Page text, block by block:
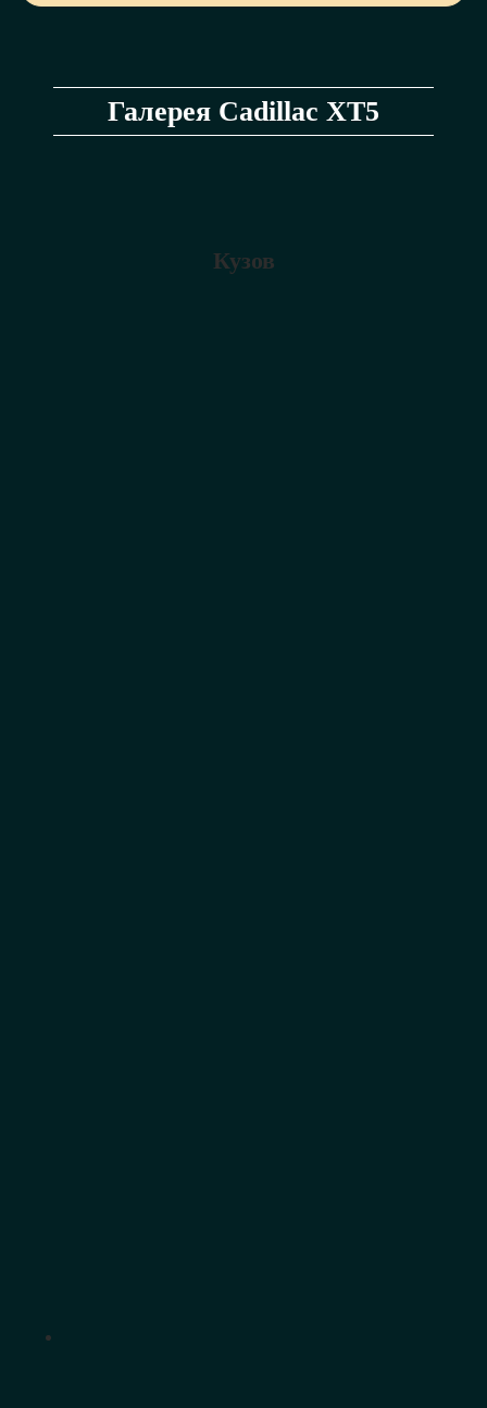
Галерея Cadillac XT5
Кузов